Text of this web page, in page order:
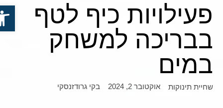
פעילויות כיף לטף
בבריכה למשחק
במים
שחיית תינוקות אוקטובר 2, 2024 בקי גרודזנסקי
פתח